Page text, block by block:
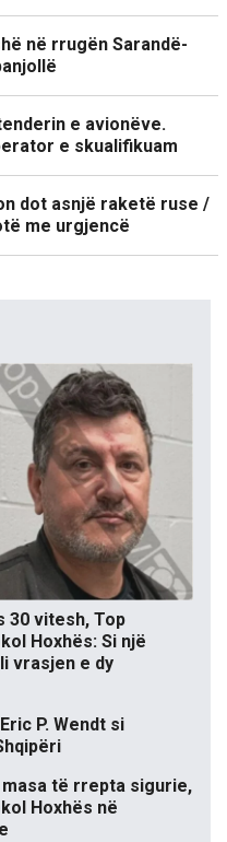
në rrugën Sarandë-
e avionëve.
e skualifikuam
dot asnjë raketë ruse /
me urgjencë
30 vitesh, Top
Hoxhës: Si një
vrasjen e dy
P. Wendt si
masa të rrepta sigurie,
Hoxhës në